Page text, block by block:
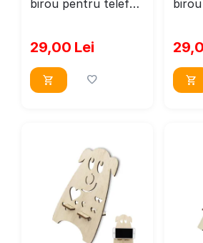
birou pentru telefon
WoodMag PD04,
dimensiune
27x16cm, din lemn
29,00 Lei
natur